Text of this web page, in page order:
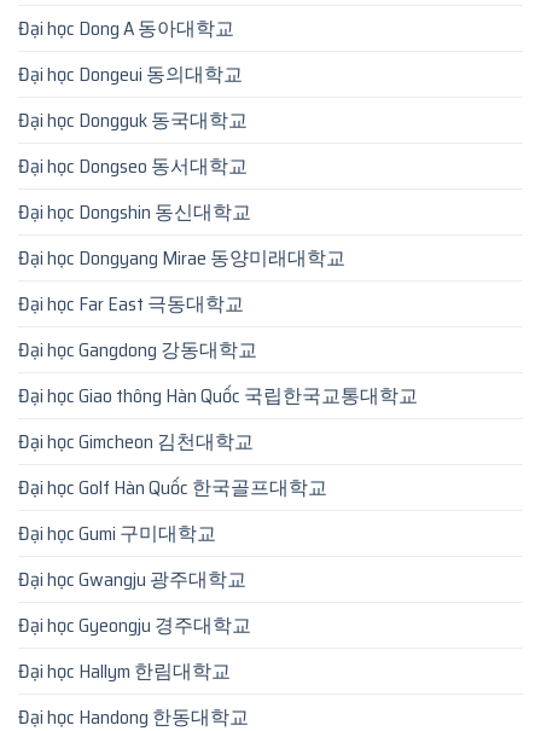
Đại học Dong A 동아대학교
Đại học Dongeui 동의대학교
Đại học Dongguk 동국대학교
Đại học Dongseo 동서대학교
Đại học Dongshin 동신대학교
Đại học Dongyang Mirae 동양미래대학교
Đại học Far East 극동대학교
Đại học Gangdong 강동대학교
Đại học Giao thông Hàn Quốc 국립한국교통대학교
Đại học Gimcheon 김천대학교
Đại học Golf Hàn Quốc 한국골프대학교
Đại học Gumi 구미대학교
Đại học Gwangju 광주대학교
Đại học Gyeongju 경주대학교
Đại học Hallym 한림대학교
Đại học Handong 한동대학교